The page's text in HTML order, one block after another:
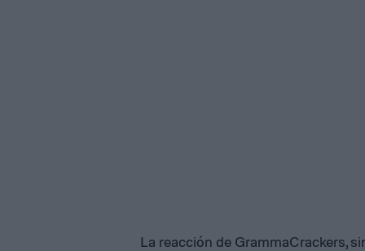
La reacción de GrammaCrackers,